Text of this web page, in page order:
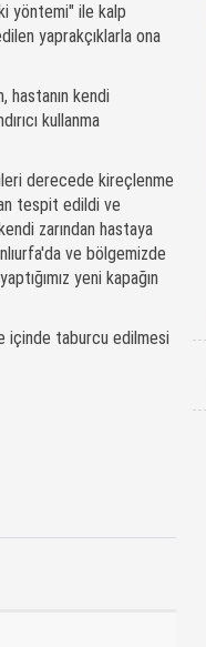
yöntemi" ile kalp
yaprakçıklarla ona
kendi
kullanma
ileri derecede kireçlenme
tespit edildi ve
zarından hastaya
ve bölgemizde
yeni kapağın
içinde taburcu edilmesi